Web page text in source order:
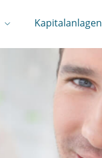
Kapitalanlagen